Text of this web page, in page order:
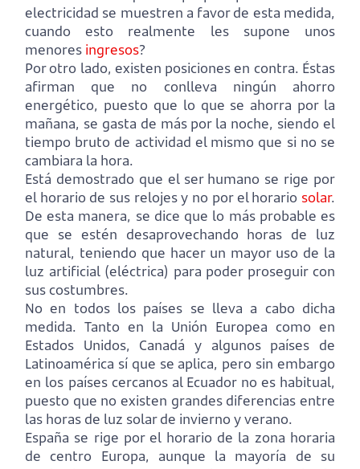
electricidad se muestren a favor de esta medida,
cuando esto realmente les supone unos
menores ingresos?
Por otro lado, existen posiciones en contra. Éstas
afirman que no conlleva ningún ahorro
energético, puesto que lo que se ahorra por la
mañana, se gasta de más por la noche, siendo el
tiempo bruto de actividad el mismo que si no se
cambiara la hora.
Está demostrado que el ser humano se rige por
el horario de sus relojes y no por el horario solar.
De esta manera, se dice que lo más probable es
que se estén desaprovechando horas de luz
natural, teniendo que hacer un mayor uso de la
luz artificial (eléctrica) para poder proseguir con
sus costumbres.
No en todos los países se lleva a cabo dicha
medida. Tanto en la Unión Europea como en
Estados Unidos, Canadá y algunos países de
Latinoamérica sí que se aplica, pero sin embargo
en los países cercanos al Ecuador no es habitual,
puesto que no existen grandes diferencias entre
las horas de luz solar de invierno y verano.
España se rige por el horario de la zona horaria
de centro Europa, aunque la mayoría de su